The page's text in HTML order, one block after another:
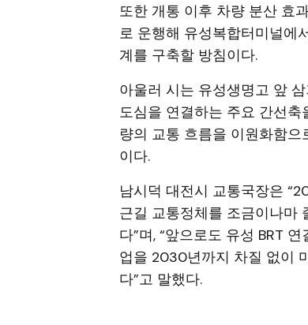
또한 개통 이후 차량 분산 효
로 운행해 유성복합터미널에
계를 구축할 방침이다.
아울러 시는 유성생명고 앞
도심을 연결하는 주요 간선
량의 교통 흐름을 이원화함
이다.
남시덕 대전시 교통국장은
근길 교통정체를 조금이나마
다”며, “앞으로도 유성 BRT
업을 2030년까지 차질 없이
다”고 말했다.